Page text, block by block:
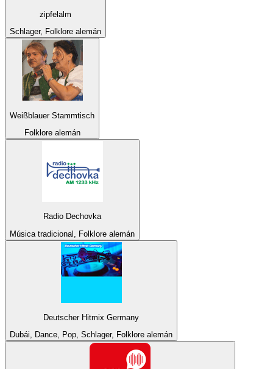
zipfelalm
Schlager, Folklore alemán
Weißblauer Stammtisch
Folklore alemán
Radio Dechovka
Música tradicional, Folklore alemán
Deutscher Hitmix Germany
Dubái, Dance, Pop, Schlager, Folklore alemán